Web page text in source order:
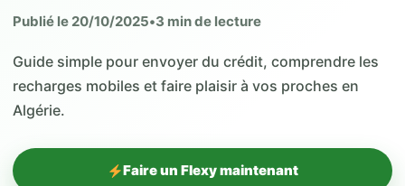
Publié le 20/10/2025•3 min de lecture
Guide simple pour envoyer du crédit, comprendre les
recharges mobiles et faire plaisir à vos proches en
Algérie.
Faire un Flexy maintenant